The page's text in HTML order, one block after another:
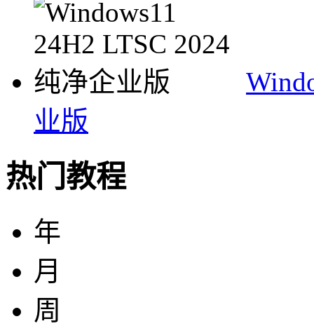
业版
热门教程
年
月
周